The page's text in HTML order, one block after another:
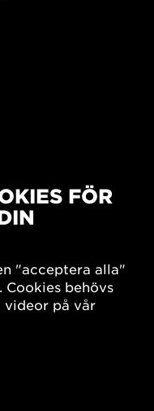
FÖR
"acceptera alla"
behövs
videor på vår